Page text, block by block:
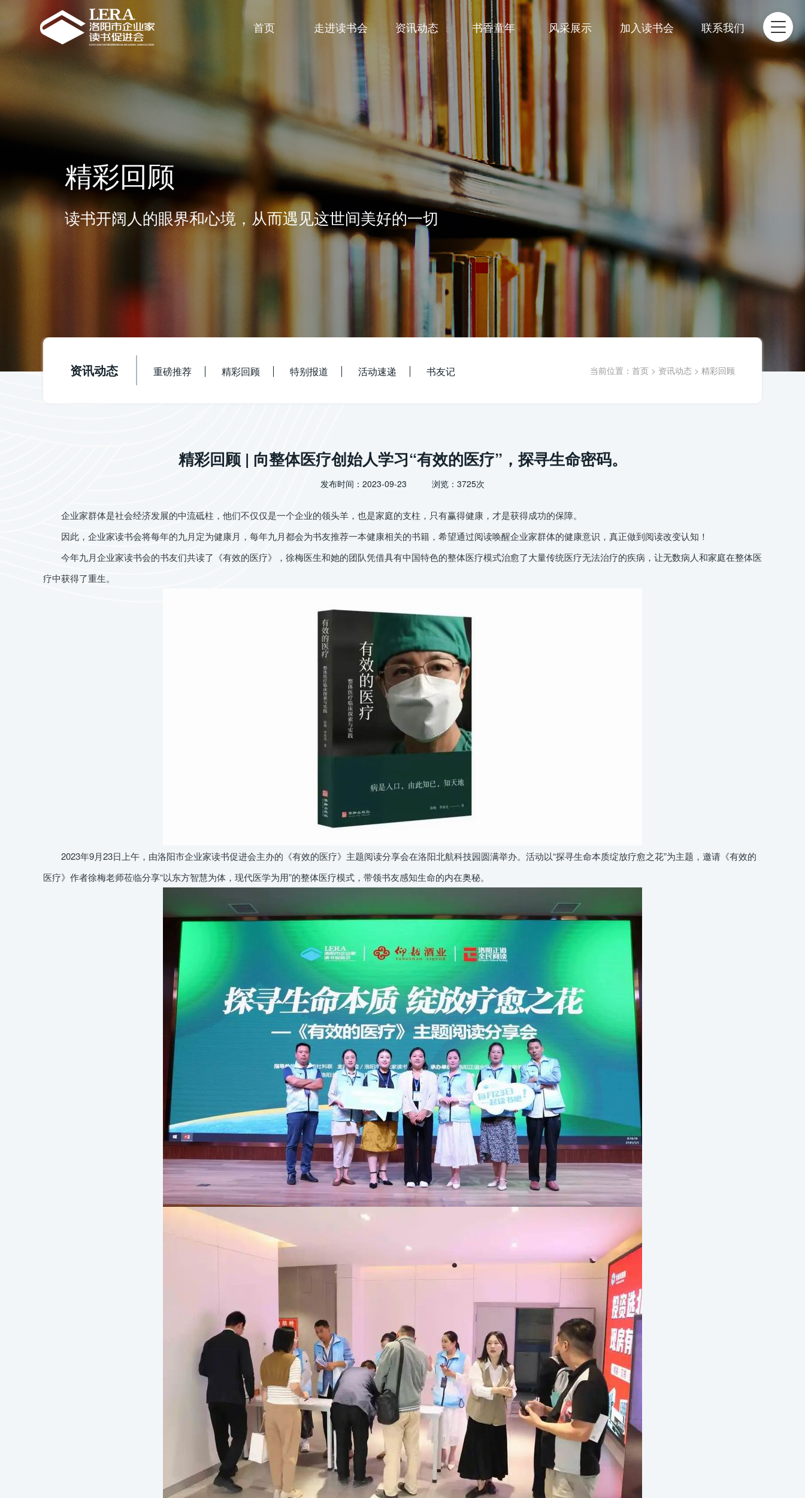
首页 走进读书会 资讯动态 书香童年 风采展示 加入读书会 联系我们
精彩回顾
读书开阔人的眼界和心境，从而遇见这世间美好的一切
资讯动态 重磅推荐 精彩回顾 特别报道 活动速递 书友记 当前位置： 首页 > 资讯动态 > 精彩回顾
精彩回顾 | 向整体医疗创始人学习“有效的医疗”，探寻生命密码。
发布时间：2023-09-23 浏览：3725次
企业家群体是社会经济发展的中流砥柱，他们不仅仅是一个企业的领头羊，也是家庭的支柱，只有赢得健康，才是获得成功的保障。
因此，企业家读书会将每年的九月定为健康月，每年九月都会为书友推荐一本健康相关的书籍，希望通过阅读唤醒企业家群体的健康意识，真正做到阅读改变认知！
今年九月企业家读书会的书友们共读了《有效的医疗》，徐梅医生和她的团队凭借具有中国特色的整体医疗模式治愈了大量传统医疗无法治疗的疾病，让无数病人和家庭在整体医
疗中获得了重生。
2023年9月23日上午，由洛阳市企业家读书促进会主办的《有效的医疗》主题阅读分享会在洛阳北航科技园圆满举办。活动以“探寻生命本质绽放疗愈之花”为主题，邀请《有效的
医疗》作者徐梅老师莅临分享“以东方智慧为体，现代医学为用”的整体医疗模式，带领书友感知生命的内在奥秘。